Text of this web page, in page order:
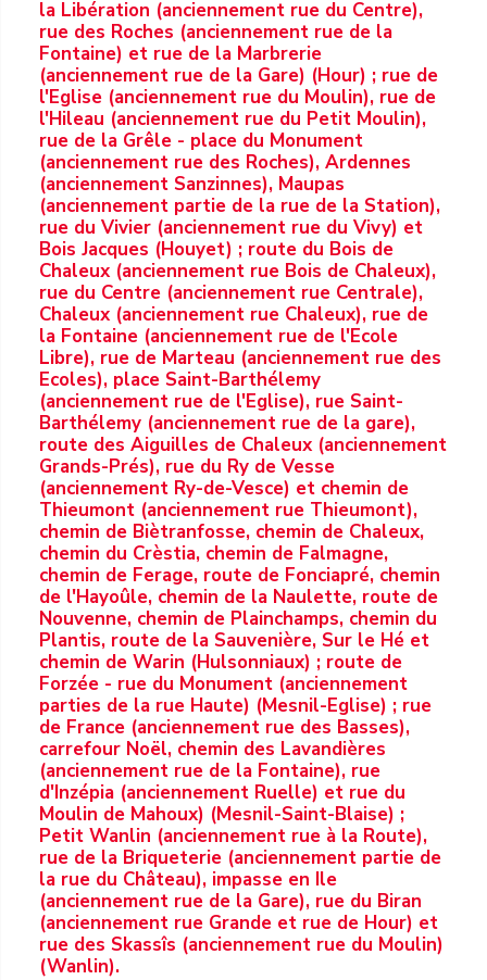
la Libération (anciennement rue du Centre),
rue des Roches (anciennement rue de la
Fontaine) et rue de la Marbrerie
(anciennement rue de la Gare) (Hour) ; rue de
l'Eglise (anciennement rue du Moulin), rue de
l'Hileau (anciennement rue du Petit Moulin),
rue de la Grêle - place du Monument
(anciennement rue des Roches), Ardennes
(anciennement Sanzinnes), Maupas
(anciennement partie de la rue de la Station),
rue du Vivier (anciennement rue du Vivy) et
Bois Jacques (Houyet) ; route du Bois de
Chaleux (anciennement rue Bois de Chaleux),
rue du Centre (anciennement rue Centrale),
Chaleux (anciennement rue Chaleux), rue de
la Fontaine (anciennement rue de l'Ecole
Libre), rue de Marteau (anciennement rue des
Ecoles), place Saint-Barthélemy
(anciennement rue de l'Eglise), rue Saint-
Barthélemy (anciennement rue de la gare),
route des Aiguilles de Chaleux (anciennement
Grands-Prés), rue du Ry de Vesse
(anciennement Ry-de-Vesce) et chemin de
Thieumont (anciennement rue Thieumont),
chemin de Biètranfosse, chemin de Chaleux,
chemin du Crèstia, chemin de Falmagne,
chemin de Ferage, route de Fonciapré, chemin
de l'Hayoûle, chemin de la Naulette, route de
Nouvenne, chemin de Plainchamps, chemin du
Plantis, route de la Sauvenière, Sur le Hé et
chemin de Warin (Hulsonniaux) ; route de
Forzée - rue du Monument (anciennement
parties de la rue Haute) (Mesnil-Eglise) ; rue
de France (anciennement rue des Basses),
carrefour Noël, chemin des Lavandières
(anciennement rue de la Fontaine), rue
d'Inzépia (anciennement Ruelle) et rue du
Moulin de Mahoux) (Mesnil-Saint-Blaise) ;
Petit Wanlin (anciennement rue à la Route),
rue de la Briqueterie (anciennement partie de
la rue du Château), impasse en Ile
(anciennement rue de la Gare), rue du Biran
(anciennement rue Grande et rue de Hour) et
rue des Skassîs (anciennement rue du Moulin)
(Wanlin).